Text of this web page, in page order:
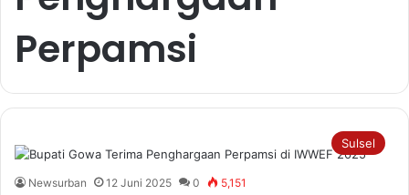
Perpamsi
Sulsel
Newsurban 12 Juni 2025 0 5,151